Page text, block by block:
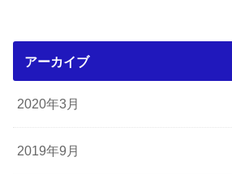
アーカイブ
2020年3月
2019年9月